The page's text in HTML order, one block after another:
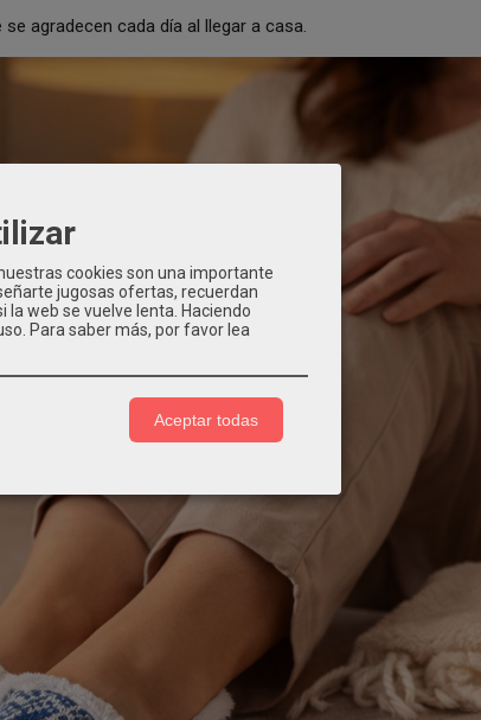
agradecen cada día al llegar a casa.
cookies son una importante
jugosas ofertas, recuerdan
web se vuelve lenta. Haciendo
Para saber más, por favor lea
Aceptar todas